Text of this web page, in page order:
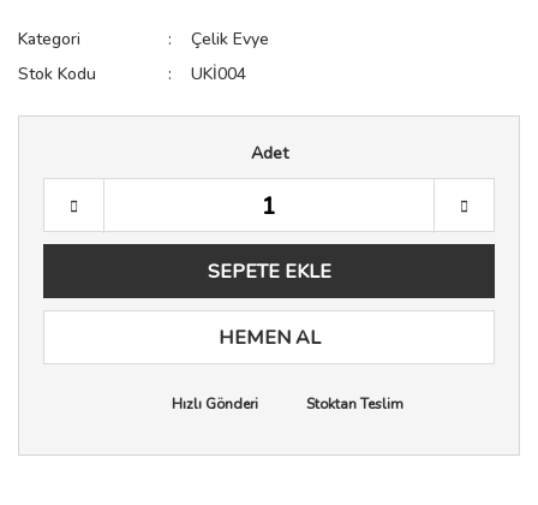
Kategori
Çelik Evye
Stok Kodu
UKİ004
Adet
SEPETE EKLE
HEMEN AL
Hızlı Gönderi Stoktan Teslim